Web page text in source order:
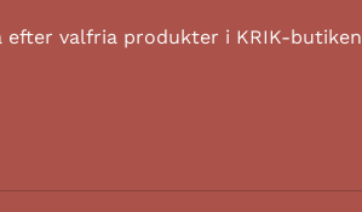
efter valfria produkter i KRIK-butiken